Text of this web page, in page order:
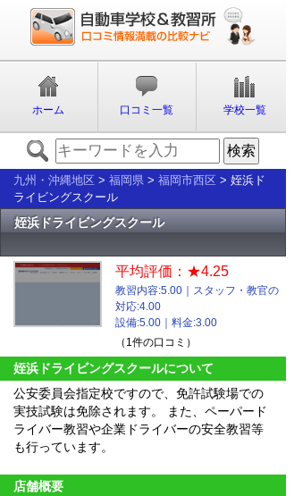
ホーム 口コミ一覧 学校一覧
九州・沖縄地区 > 福岡県 > 福岡市西区 > 姪浜ド
ライビングスクール
姪浜ドライビングスクール
平均評価：★4.25
教習内容:5.00｜スタッフ・教官の
対応:4.00
設備:5.00｜料金:3.00
（1件の口コミ）
姪浜ドライビングスクールについて
公安委員会指定校ですので、免許試験場での
実技試験は免除されます。 また、ペーパード
ライバー教習や企業ドライバーの安全教習等
も行っています。
店舗概要